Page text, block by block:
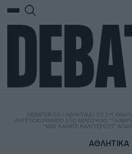
DEBATER.GR / ΑΘΛΗΤΙΚΑ/ ΤΟ
ΑΝΤΕΤΟΚΟΎΝΜΠΟ ΣΤΟ ΜΙΛΓΟΥΌΚΙ: “ΤΑ
“ΜΑΣ ΚΆΝΑΤΕ ΚΑΛΎΤΕΡΟΥΣ”
ΑΘΛΗΤΙΚΑ